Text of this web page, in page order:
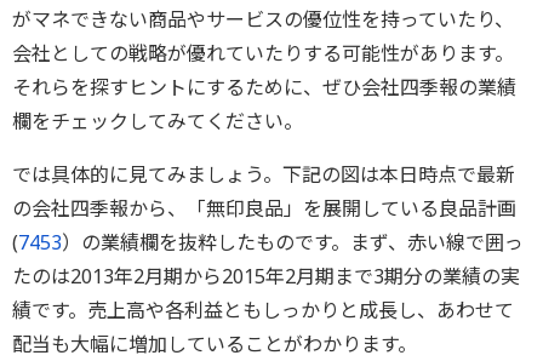
がマネできない商品やサービスの優位性を持っていたり、
会社としての戦略が優れていたりする可能性があります。
それらを探すヒントにするために、ぜひ会社四季報の業績
欄をチェックしてみてください。
では具体的に見てみましょう。下記の図は本日時点で最新
の会社四季報から、「無印良品」を展開している良品計画
(7453）の業績欄を抜粋したものです。まず、赤い線で囲っ
たのは2013年2月期から2015年2月期まで3期分の業績の実
績です。売上高や各利益ともしっかりと成長し、あわせて
配当も大幅に増加していることがわかります。